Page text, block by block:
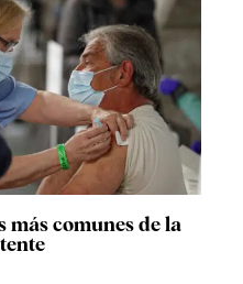
más comunes de la